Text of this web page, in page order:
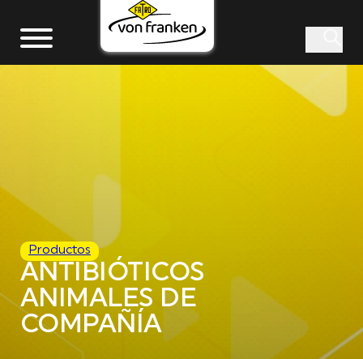
ANTIBIÓTICOS
ANIMALES DE
COMPAÑÍA
Productos